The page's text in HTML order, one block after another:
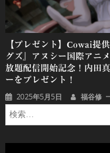
【プレゼント】cowai提
グズ』アヌシー国際アニ
放題配信開始記念！内田
ーをプレゼント！
2025年5月5日 福谷修